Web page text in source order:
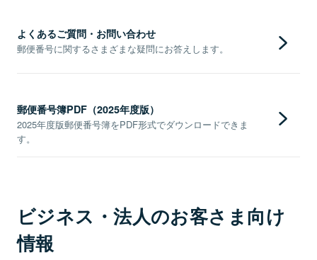
よくあるご質問・お問い合わせ
郵便番号に関するさまざまな疑問にお答えします。
郵便番号簿PDF（2025年度版）
2025年度版郵便番号簿をPDF形式でダウンロードできま
す。
ビジネス・法人のお客さま向け
情報